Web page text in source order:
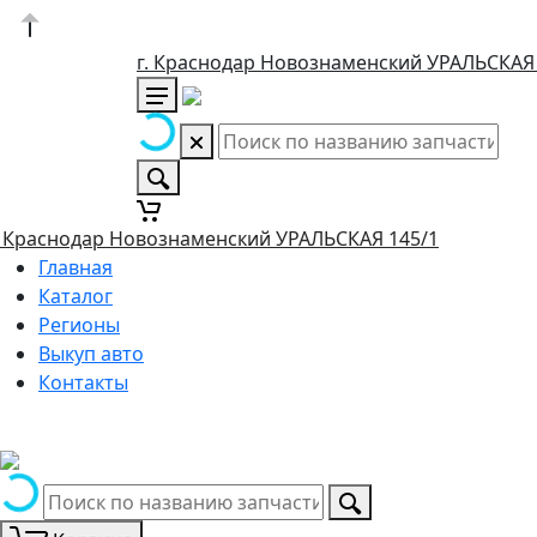
г. Краснодар Новознаменский УРАЛЬСКАЯ
Краснодар Новознаменский УРАЛЬСКАЯ 145/1
Главная
Каталог
Регионы
Выкуп авто
Контакты